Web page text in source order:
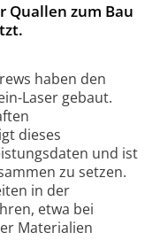
Quallen zum Bau
haben den
Laser gebaut.
dieses
und ist
zu setzen.
in der
etwa bei
Materialien